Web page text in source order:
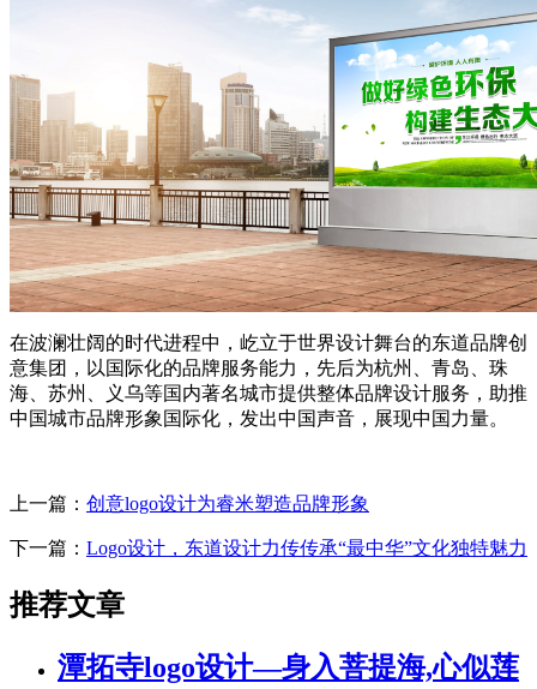
在波澜壮阔的时代进程中，屹立于世界设计舞台的东道品牌创
意集团，以国际化的品牌服务能力，先后为杭州、青岛、珠
海、苏州、义乌等国内著名城市提供整体品牌设计服务，助推
中国城市品牌形象国际化，发出中国声音，展现中国力量。
上一篇： 创意logo设计为睿米塑造品牌形象
下一篇： Logo设计，东道设计力传传承“最中华”文化独特魅力
推荐文章
潭拓寺logo设计—身入菩提海,心似莲